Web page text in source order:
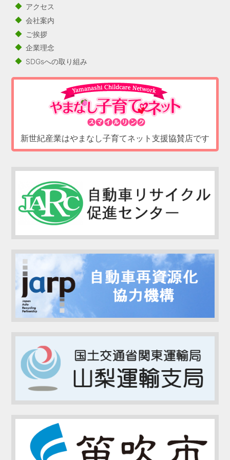
アクセス
会社案内
ご挨拶
企業理念
SDGsへの取り組み
新世紀産業はやまなし子育てネット支援協賛店です